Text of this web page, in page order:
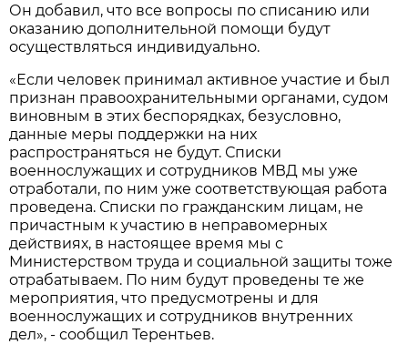
Он добавил, что все вопросы по списанию или
оказанию дополнительной помощи будут
осуществляться индивидуально.
«Если человек принимал активное участие и был
признан правоохранительными органами, судом
виновным в этих беспорядках, безусловно,
данные меры поддержки на них
распространяться не будут. Списки
военнослужащих и сотрудников МВД мы уже
отработали, по ним уже соответствующая работа
проведена. Списки по гражданским лицам, не
причастным к участию в неправомерных
действиях, в настоящее время мы с
Министерством труда и социальной защиты тоже
отрабатываем. По ним будут проведены те же
мероприятия, что предусмотрены и для
военнослужащих и сотрудников внутренних
дел», - сообщил Терентьев.